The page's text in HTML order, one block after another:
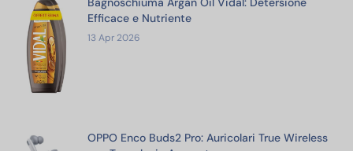
Efficace e Nutriente
13 Apr 2026
OPPO Enco Buds2 Pro: Auricolari True Wireless